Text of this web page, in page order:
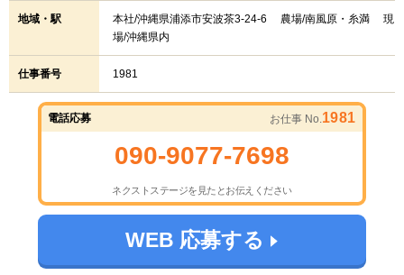
地域・駅
本社/沖縄県浦添市安波茶3-24-6 農場/南風原・糸満 現
場/沖縄県内
仕事番号 1981
電話応募 お仕事 No.1981
090-9077-7698
ネクストステージを見たとお伝えください
WEB 応募する